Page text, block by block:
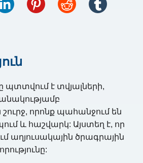
պտտվում է տվյալների,
որոնք պահանջում են
և հաշվարկ: Այստեղ է, որ
աղյուսակային ծրագրային